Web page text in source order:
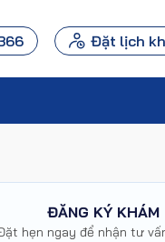
Đặt lịch
ĐĂNG KÝ KHÁM
hẹn ngay để nhận tư